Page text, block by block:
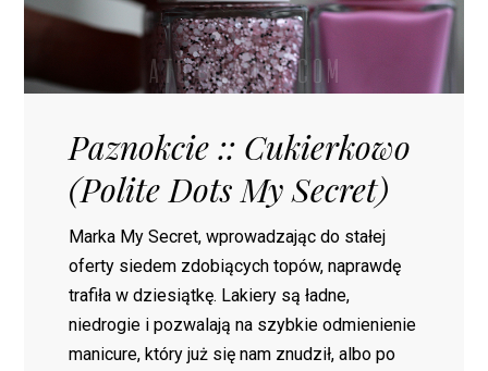
Paznokcie :: Cukierkowo
(Polite Dots My Secret)
Marka My Secret, wprowadzając do stałej
oferty siedem zdobiących topów, naprawdę
trafiła w dziesiątkę. Lakiery są ładne,
niedrogie i pozwalają na szybkie odmienienie
manicure, który już się nam znudził, albo po